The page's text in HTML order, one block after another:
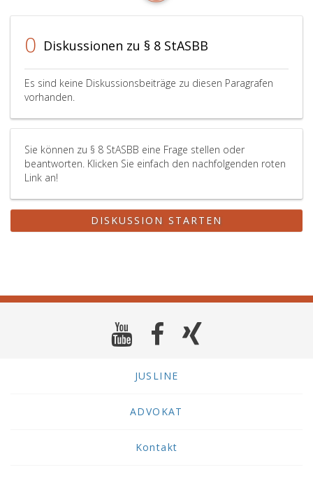
0 Diskussionen zu § 8 StASBB
Es sind keine Diskussionsbeiträge zu diesen Paragrafen
vorhanden.
Sie können zu § 8 StASBB eine Frage stellen oder
beantworten. Klicken Sie einfach den nachfolgenden roten
Link an!
DISKUSSION STARTEN
JUSLINE
ADVOKAT
Kontakt